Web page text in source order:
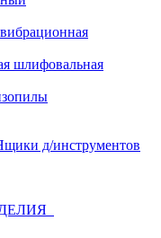
шлифовальная
д/инструментов